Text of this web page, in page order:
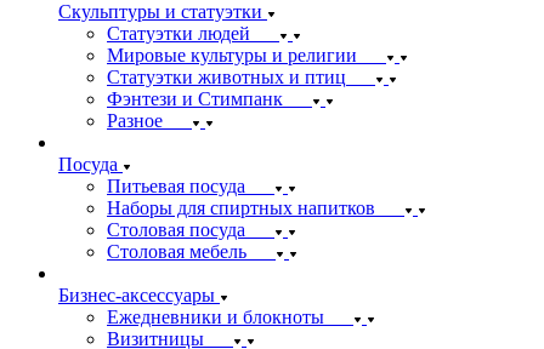
Скульптуры и статуэтки
Статуэтки людей
Мировые культуры и религии
Статуэтки животных и птиц
Фэнтези и Стимпанк
Разное
Посуда
Питьевая посуда
Наборы для спиртных напитков
Столовая посуда
Столовая мебель
Бизнес-аксессуары
Ежедневники и блокноты
Визитницы